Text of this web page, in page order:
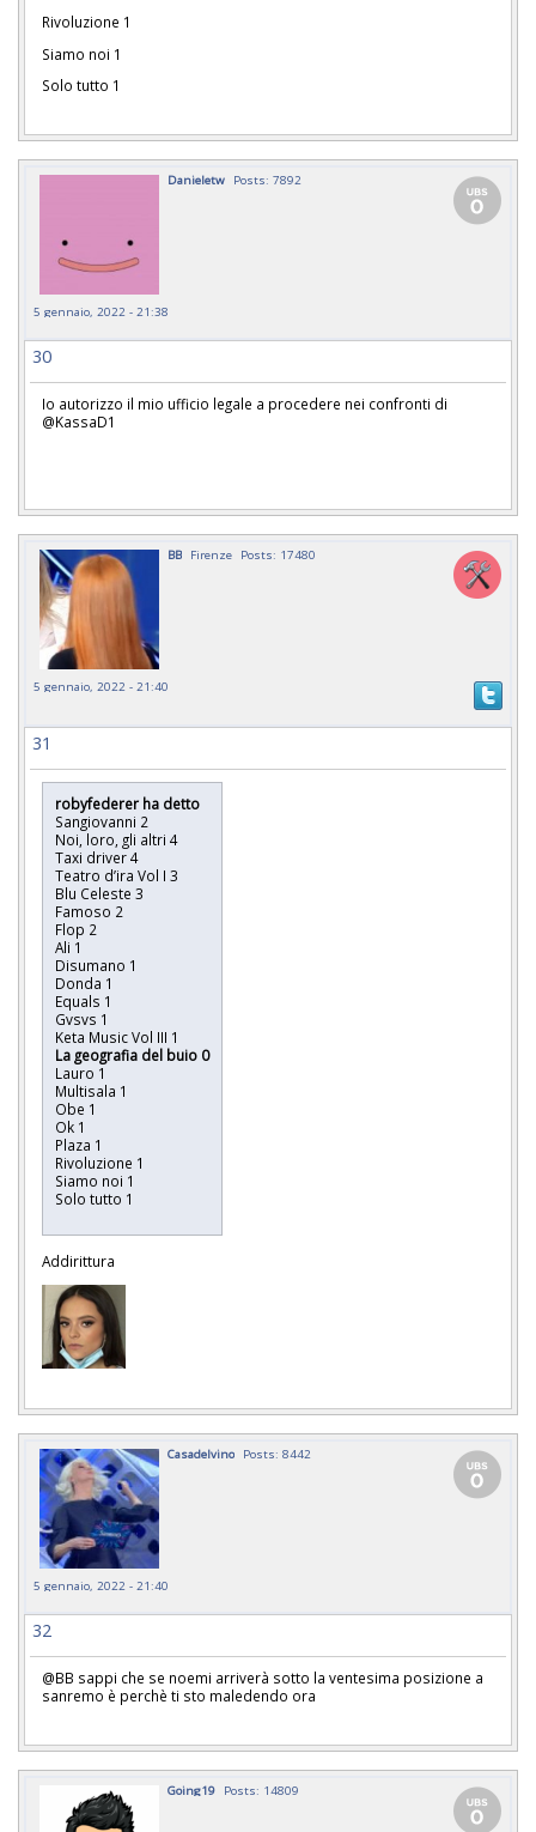
Rivoluzione 1
Siamo noi 1
Solo tutto 1
Danieletw Posts: 7892
5 gennaio, 2022 - 21:38
30
Io autorizzo il mio ufficio legale a procedere nei confronti di
@KassaD1
BB Firenze Posts: 17480
5 gennaio, 2022 - 21:40
31
robyfederer ha detto
Sangiovanni 2
Noi, loro, gli altri 4
Taxi driver 4
Teatro d’ira Vol I 3
Blu Celeste 3
Famoso 2
Flop 2
Ali 1
Disumano 1
Donda 1
Equals 1
Gvsvs 1
Keta Music Vol III 1
La geografia del buio 0
Lauro 1
Multisala 1
Obe 1
Ok 1
Plaza 1
Rivoluzione 1
Siamo noi 1
Solo tutto 1
Addirittura
Casadelvino Posts: 8442
5 gennaio, 2022 - 21:40
32
@BB sappi che se noemi arriverà sotto la ventesima posizione a
sanremo è perchè ti sto maledendo ora
Going19 Posts: 14809